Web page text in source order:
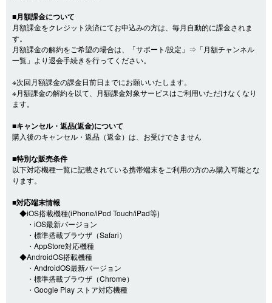
■月額課金について
月額課金をクレジット決済にてお申込みの方は、毎月自動的に課金されま
す。
月額課金の解約をご希望の場合は、「サポート/設定」⇒「月額チャンネル
一覧」より退会手続きを行ってください。
※次回月額課金の課金日前日までにお願いいたします。
※月額課金の解約を以て、月額課金対象サービスはご利用いただけなくなり
ます。
■キャンセル・返品(返金)について
購入後のキャンセル・返品（返金）は、お受けできません
■特別な販売条件
以下対応機種一覧に記載されている携帯端末をご利用の方のみ購入可能とな
ります。
■対応端末情報
◆iOS搭載機種(iPhone/iPod Touch/iPad等)
・iOS最新バージョン
・標準搭載ブラウザ（Safari）
・AppStore対応機種
◆AndroidOS搭載機種
・AndroidOS最新バージョン
・標準搭載ブラウザ（Chrome）
・Google Play ストア対応機種